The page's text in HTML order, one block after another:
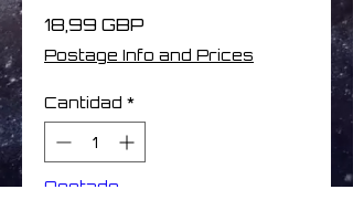
18,99 GBP
Postage Info and Prices
Cantidad *
Agotado